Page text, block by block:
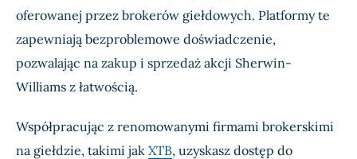
oferowanej przez brokerów giełdowych. Platformy te
zapewniają bezproblemowe doświadczenie,
pozwalając na zakup i sprzedaż akcji Sherwin-
Williams z łatwością.
Współpracując z renomowanymi firmami brokerskimi
na giełdzie, takimi jak XTB, uzyskasz dostęp do